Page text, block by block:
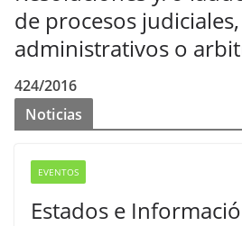
de procesos judiciales,
administrativos o
424/2016
Noticias
EVENTOS
Estados e